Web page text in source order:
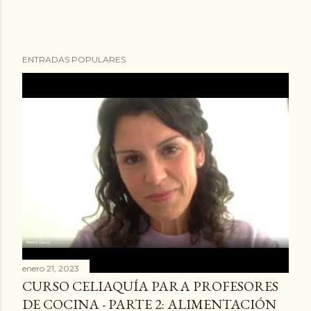
ENTRADAS POPULARES
enero 21, 2023
CURSO CELIAQUÍA PARA PROFESORES
DE COCINA - PARTE 2: ALIMENTACIÓN